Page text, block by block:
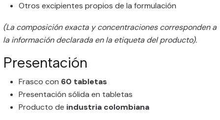
Otros excipientes propios de la formulación
(La composición exacta y concentraciones corresponden a
la información declarada en la etiqueta del producto).
Presentación
Frasco con 60 tabletas
Presentación sólida en tabletas
Producto de industria colombiana